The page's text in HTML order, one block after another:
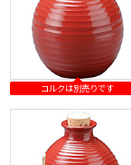
コルクは別売りです